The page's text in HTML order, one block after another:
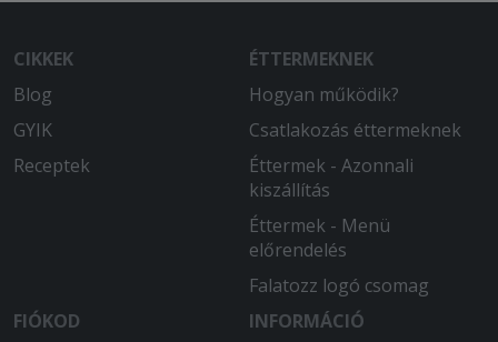
CIKKEK
Blog
GYIK
Receptek
ÉTTERMEKNEK
Hogyan működik?
Csatlakozás éttermeknek
Éttermek - Azonnali
kiszállítás
Éttermek - Menü
előrendelés
Falatozz logó csomag
FIÓKOD
INFORMÁCIÓ